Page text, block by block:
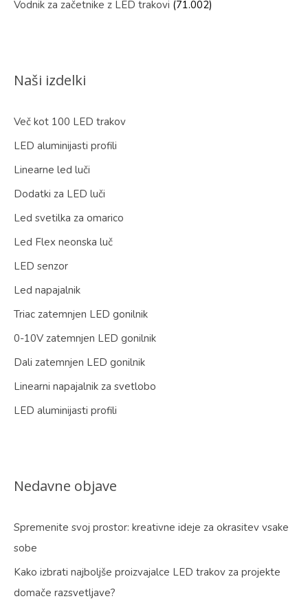
Vodnik za začetnike z LED trakovi (71.002)
Naši izdelki
Več kot 100 LED trakov
LED aluminijasti profili
Linearne led luči
Dodatki za LED luči
Led svetilka za omarico
Led Flex neonska luč
LED senzor
Led napajalnik
Triac zatemnjen LED gonilnik
0-10V zatemnjen LED gonilnik
Dali zatemnjen LED gonilnik
Linearni napajalnik za svetlobo
LED aluminijasti profili
Nedavne objave
Spremenite svoj prostor: kreativne ideje za okrasitev vsake
sobe
Kako izbrati najboljše proizvajalce LED trakov za projekte
domače razsvetljave?